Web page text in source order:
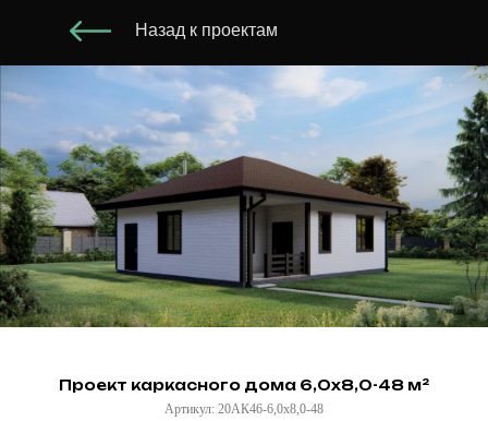
Назад к проектам
Проект каркасного дома 6,0х8,0-48 м²
Артикул: 20АК46-6,0х8,0-48